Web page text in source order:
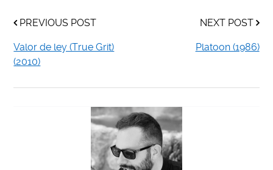
PREVIOUS POST
Valor de ley (True Grit)
(2010)
NEXT POST
Platoon (1986)